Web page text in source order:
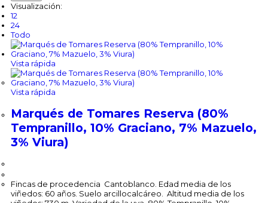
Visualización:
12
24
Todo
Vista rápida
Vista rápida
Marqués de Tomares Reserva (80%
Tempranillo, 10% Graciano, 7% Mazuelo,
3% Viura)
Fincas de procedencia Cantoblanco. Edad media de los
viñedos: 60 años. Suelo arcillocalcáreo. Altitud media de los